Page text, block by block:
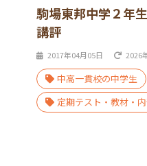
駒場東邦中学２
講評
2017年04月05日 2026
中高一貫校の中学生
定期テスト・教材・